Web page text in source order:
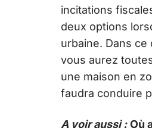
incitations
deux options
urbaine. Dans
vous aurez
une maison en
faudra conduire
A voir aussi : Où